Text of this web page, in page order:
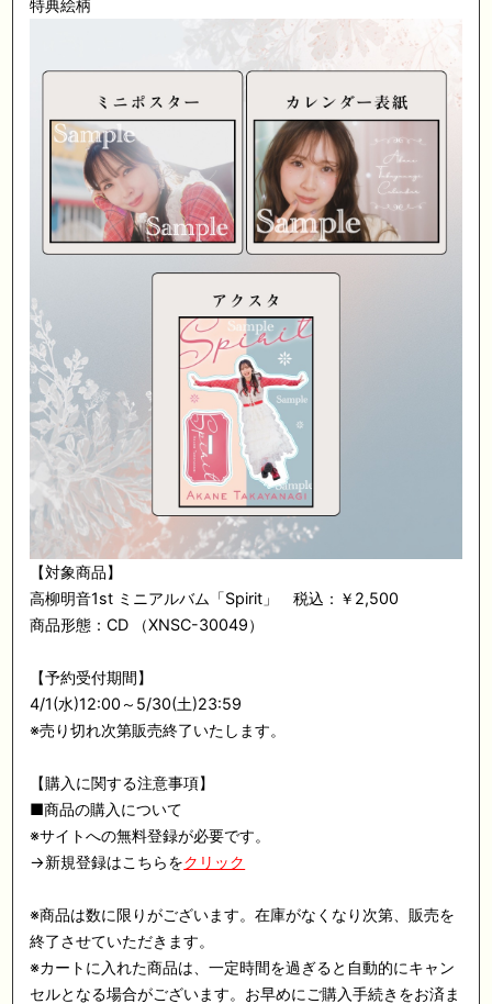
特典絵柄
【対象商品】
高柳明音1st ミニアルバム「Spirit」 税込：￥2,500
商品形態：CD （XNSC-30049）
【予約受付期間】
4/1(水)12:00～5/30(土)23:59
※売り切れ次第販売終了いたします。
【購入に関する注意事項】
■商品の購入について
※サイトへの無料登録が必要です。
→新規登録はこちらをクリック
※商品は数に限りがございます。在庫がなくなり次第、販売を
終了させていただきます。
※カートに入れた商品は、一定時間を過ぎると自動的にキャン
セルとなる場合がございます。お早めにご購入手続きをお済ま